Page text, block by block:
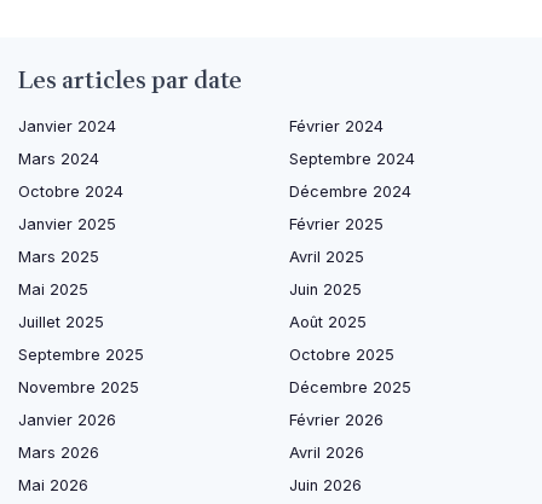
Les articles par date
Janvier 2024
Février 2024
Mars 2024
Septembre 2024
Octobre 2024
Décembre 2024
Janvier 2025
Février 2025
Mars 2025
Avril 2025
Mai 2025
Juin 2025
Juillet 2025
Août 2025
Septembre 2025
Octobre 2025
Novembre 2025
Décembre 2025
Janvier 2026
Février 2026
Mars 2026
Avril 2026
Mai 2026
Juin 2026